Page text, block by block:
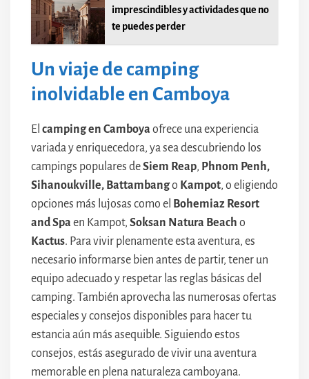
imprescindibles y actividades que no
te puedes perder
Un viaje de camping
inolvidable en Camboya
El camping en Camboya ofrece una experiencia
variada y enriquecedora, ya sea descubriendo los
campings populares deSiem Reap, Phnom Penh,
Sihanoukville, Battambango Kampot, o eligiendo
opciones más lujosas como el Bohemiaz Resort
and Spa en Kampot, Soksan Natura Beach o
Kactus. Para vivir plenamente esta aventura, es
necesario informarse bien antes de partir, tener un
equipo adecuado y respetar las reglas básicas del
camping. También aprovecha las numerosas ofertas
especiales y consejos disponibles para hacer tu
estancia aún más asequible. Siguiendo estos
consejos, estás asegurado de vivir una aventura
memorable en plena naturaleza camboyana.